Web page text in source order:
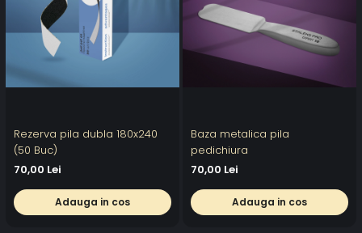
Rezerva pila dubla 180x240
(50 Buc)
70,00 Lei
Adauga in cos
Baza metalica pila
pedichiura
70,00 Lei
Adauga in cos